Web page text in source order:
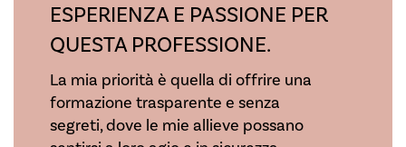
ESPERIENZA E PASSIONE PER
QUESTA PROFESSIONE.
La mia priorità è quella di offrire una
formazione trasparente e senza
segreti, dove le mie allieve possano